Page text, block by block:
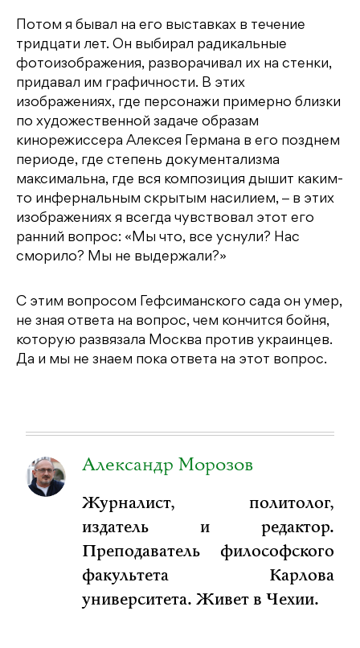
Потом я бывал на его выставках в течение
тридцати лет. Он выбирал радикальные
фотоизображения, разворачивал их на стенки,
придавал им графичности. В этих
изображениях, где персонажи примерно близки
по художественной задаче образам
кинорежиссера Алексея Германа в его позднем
периоде, где степень документализма
максимальна, где вся композиция дышит каким-
то инфернальным скрытым насилием, ‒ в этих
изображениях я всегда чувствовал этот его
ранний вопрос: «Мы что, все уснули? Нас
сморило? Мы не выдержали?»
С этим вопросом Гефсиманского сада он умер,
не зная ответа на вопрос, чем кончится бойня,
которую развязала Москва против украинцев.
Да и мы не знаем пока ответа на этот вопрос.
Александр Морозов
Журналист, политолог,
издатель и редактор.
Преподаватель философского
факультета Карлова
университета. Живет в Чехии.